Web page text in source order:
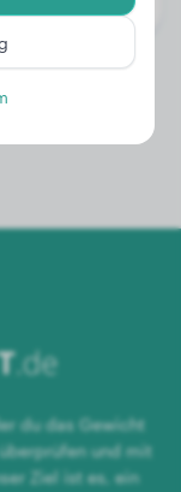
du das Gewicht
und mit
Ziel ist es, ein